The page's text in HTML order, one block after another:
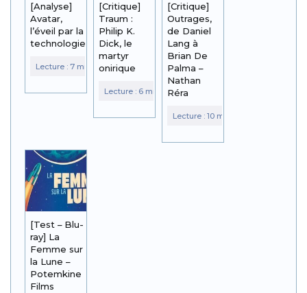
[Analyse]
Avatar,
l’éveil par la
technologie
[Critique]
Traum :
Philip K.
Dick, le
martyr
onirique
[Critique]
Outrages,
de Daniel
Lang à
Brian De
Palma –
Nathan
Réra
[Test – Blu-
ray] La
Femme sur
la Lune –
Potemkine
Films